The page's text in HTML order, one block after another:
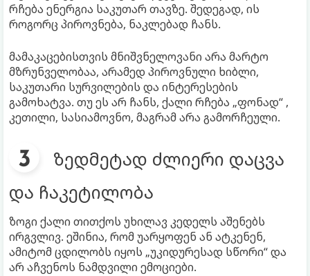
რჩება ენერგია საკუთარ თავზე. შედეგად, ის
როგორც პიროვნება, ნაკლებად ჩანს.
მამაკაცებისთვის მნიშვნელოვანი არა მარტო
მზრუნველობაა, არამედ პიროვნული ხიბლი,
საკუთარი სურვილების და ინტერესების
გამოხატვა. თუ ეს არ ჩანს, ქალი რჩება „ფონად“ ,
კეთილი, სასიამოვნო, მაგრამ არა გამორჩეული.
ზედმეტად ძლიერი დაცვა
და ჩაკეტილობა
ზოგი ქალი თითქოს უხილავ კედელს აშენებს
ირგვლივ. ეშინია, რომ უარყოფენ ან ატკენენ,
ამიტომ ცდილობს იყოს „უკიდურესად სწორი“ და
არ აჩვენოს ნამდვილი ემოციები.